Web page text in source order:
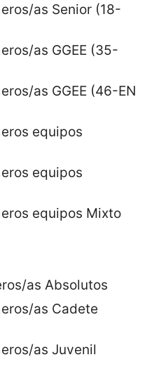
as Senior (18-
as GGEE (35-
as GGEE (46-EN
equipos
equipos
equipos Mixto
as Absolutos
as Cadete
as Juvenil